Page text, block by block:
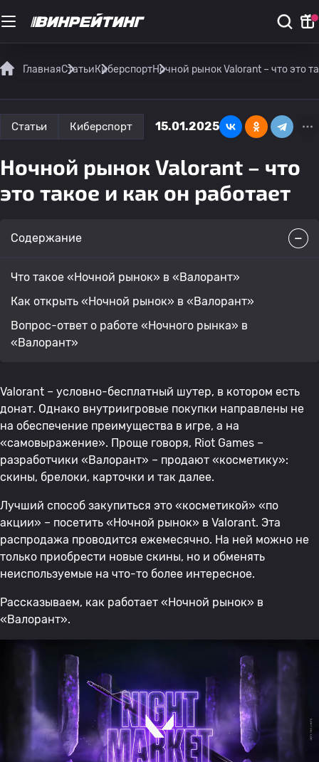
ГлавнаяСтатьиКиберспортНочной рынок Valorant – что это
Статьи Киберспорт 15.01.2025
Ночной рынок Valorant – что
это такое и как он работает
Содержание
Что такое «Ночной рынок» в «Валорант»
Как открыть «Ночной рынок» в «Валорант»
Вопрос-ответ о работе «Ночного рынка» в
«Валорант»
Valorant – условно-бесплатный шутер, в котором есть
донат. Однако внутриигровые покупки направлены не
на обеспечение преимущества в игре, а на
«самовыражение». Проще говоря, Riot Games –
разработчики «Валорант» – продают «косметику»:
скины, брелоки, карточки и так далее.
Лучший способ закупиться это «косметикой» «по
акции» – посетить «Ночной рынок» в Valorant. Эта
распродажа проводится ежемесячно. На ней можно не
только приобрести новые скины, но и обменять
неиспользуемые на что-то более интересное.
Рассказываем, как работает «Ночной рынок» в
«Валорант».